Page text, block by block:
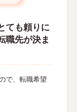
ても頼りに
職先が決ま
で、転職希望